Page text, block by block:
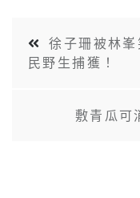
徐子珊被林
民野生捕獲！
敷青瓜可